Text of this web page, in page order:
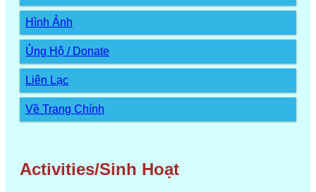
Hình Ảnh
Ủng Hộ / Donate
Liên Lạc
Về Trang Chính
Activities/Sinh Hoạt